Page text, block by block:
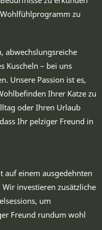
zu
abwechslungsreiche
Kuscheln – bei uns
Unsere Passion ist es,
Ihrer Katze zu
oder Ihren Urlaub
Ihr pelziger Freund in
auf einem ausgedehnten
investieren zusätzliche
um
Freund rundum wohl